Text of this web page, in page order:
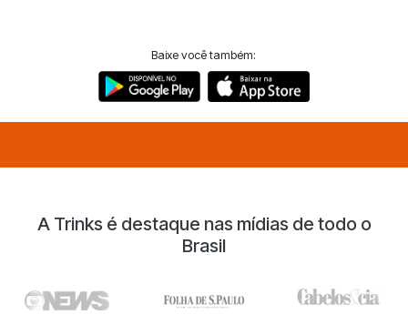
Baixe você também:
A Trinks é destaque nas mídias de todo o
Brasil